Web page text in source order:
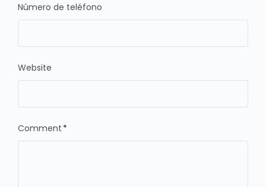
Número de teléfono
Website
Comment *